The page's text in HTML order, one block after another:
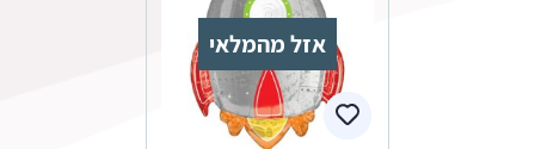
אזל מהמלאי